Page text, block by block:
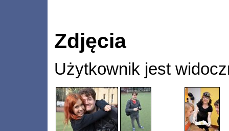
Zdjęcia
Użytkownik jest